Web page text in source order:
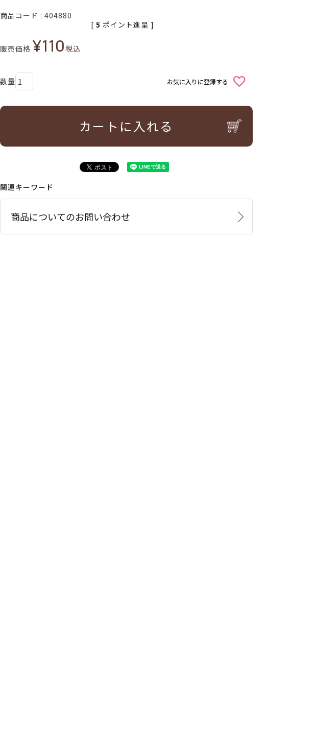
商品コード 404880
販売価格 ¥110税込
[ 5 ポイント進呈 ]
お気に入りに登録する
カートに入れる
関連キーワード
商品についてのお問い合わせ